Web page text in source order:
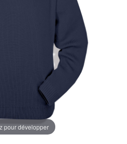
pour développer